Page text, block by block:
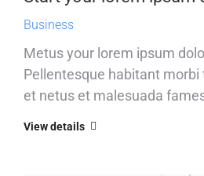
Business
Metus your lorem ipsum
Pellentesque habitant
et netus et malesuada
View details